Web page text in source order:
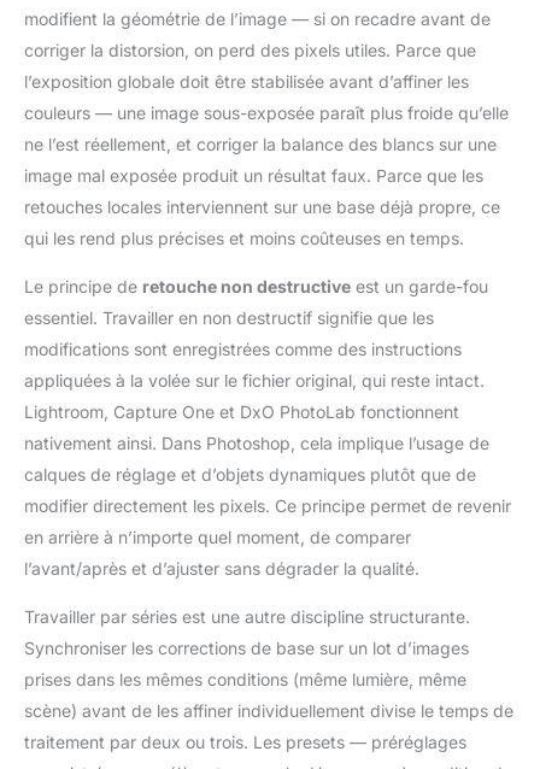
modifient la géométrie de l’image — si on recadre avant de
corriger la distorsion, on perd des pixels utiles. Parce que
l’exposition globale doit être stabilisée avant d’affiner les
couleurs — une image sous-exposée paraît plus froide qu’elle
ne l’est réellement, et corriger la balance des blancs sur une
image mal exposée produit un résultat faux. Parce que les
retouches locales interviennent sur une base déjà propre, ce
qui les rend plus précises et moins coûteuses en temps.
Le principe de retouche non destructive est un garde-fou
essentiel. Travailler en non destructif signifie que les
modifications sont enregistrées comme des instructions
appliquées à la volée sur le fichier original, qui reste intact.
Lightroom, Capture One et DxO PhotoLab fonctionnent
nativement ainsi. Dans Photoshop, cela implique l’usage de
calques de réglage et d’objets dynamiques plutôt que de
modifier directement les pixels. Ce principe permet de revenir
en arrière à n’importe quel moment, de comparer
l’avant/après et d’ajuster sans dégrader la qualité.
Travailler par séries est une autre discipline structurante.
Synchroniser les corrections de base sur un lot d’images
prises dans les mêmes conditions (même lumière, même
scène) avant de les affiner individuellement divise le temps de
traitement par deux ou trois. Les presets — préréglages